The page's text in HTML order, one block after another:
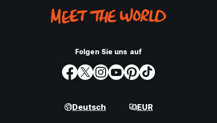
Folgen Sie uns auf
Deutsch EUR